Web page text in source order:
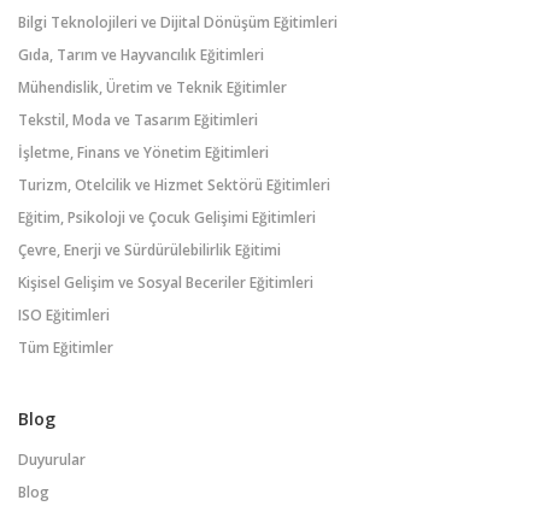
Bilgi Teknolojileri ve Dijital Dönüşüm Eğitimleri
Gıda, Tarım ve Hayvancılık Eğitimleri
Mühendislik, Üretim ve Teknik Eğitimler
Tekstil, Moda ve Tasarım Eğitimleri
İşletme, Finans ve Yönetim Eğitimleri
Turizm, Otelcilik ve Hizmet Sektörü Eğitimleri
Eğitim, Psikoloji ve Çocuk Gelişimi Eğitimleri
Çevre, Enerji ve Sürdürülebilirlik Eğitimi
Kişisel Gelişim ve Sosyal Beceriler Eğitimleri
ISO Eğitimleri
Tüm Eğitimler
Blog
Duyurular
Blog